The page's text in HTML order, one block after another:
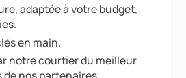
adaptée à votre budget,
en main.
notre courtier du meilleur